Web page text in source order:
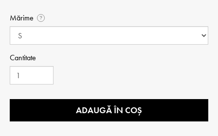
Mărime ?
Cantitate
ADAUGĂ ÎN COȘ